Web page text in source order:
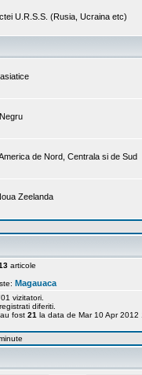
U.R.S.S. (Rusia, Ucraina etc)
de Nord, Centrala si de Sud
Zeelanda
articole
Magauaca
vizitatori.
diferiti.
fost 21 la data de Mar 10 Apr 2012